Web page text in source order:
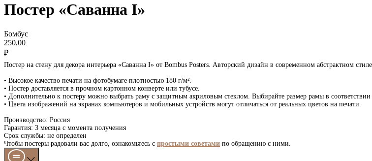
Постер «Саванна I»
Бомбус
250,00
₽
Постер на стену для декора интерьера «Саванна I» от Bombus Posters. Авторский дизайн в современном абстрактном
• Высокое качество печати на фотобумаге плотностью 180 г/м².
• Постер доставляется в прочном картонном конверте или тубусе.
• Дополнительно к постеру можно выбрать раму с защитным акриловым стеклом. Выбирайте размер рамы в соответствии
• Цвета изображений на экранах компьютеров и мобильных устройств могут отличаться от реальных цветов на печати.
Производство: Россия
Гарантия: 3 месяца с момента получения
Срок службы: не определен
Чтобы постеры радовали вас долго, ознакомьтесь с простыми советами по обращению с ними.